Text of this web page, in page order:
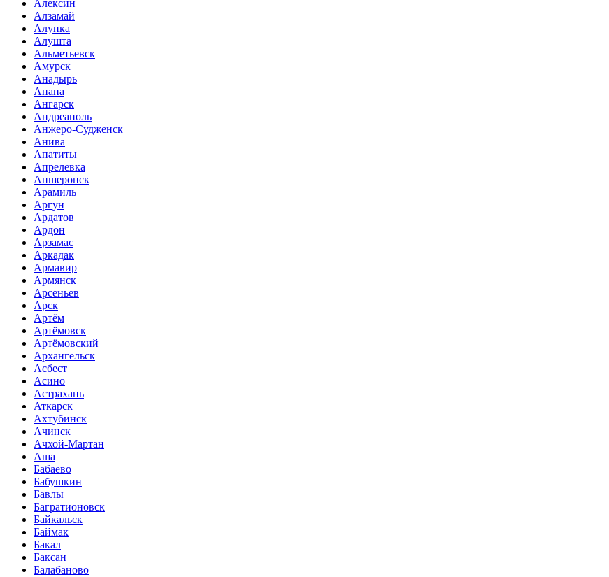
Алексин
Алзамай
Алупка
Алушта
Альметьевск
Амурск
Анадырь
Анапа
Ангарск
Андреаполь
Анжеро-Судженск
Анива
Апатиты
Апрелевка
Апшеронск
Арамиль
Аргун
Ардатов
Ардон
Арзамас
Аркадак
Армавир
Армянск
Арсеньев
Арск
Артём
Артёмовск
Артёмовский
Архангельск
Асбест
Асино
Астрахань
Аткарск
Ахтубинск
Ачинск
Ачхой-Мартан
Аша
Бабаево
Бабушкин
Бавлы
Багратионовск
Байкальск
Баймак
Бакал
Баксан
Балабаново